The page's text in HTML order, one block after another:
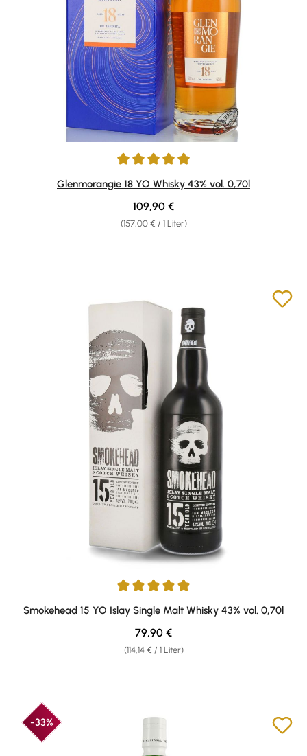
Durchschnittliche Bewertung von 4.9 von 5 Sternen
Glenmorangie 18 YO Whisky 43% vol. 0,70l
(157,00 € / 1 Liter)
Regulärer Preis:
109,90 €
Durchschnittliche Bewertung von 5 von 5 Sternen
Smokehead 15 YO Islay Single Malt Whisky 43% vol. 0,70l
(114,14 € / 1 Liter)
Regulärer Preis:
79,90 €
-33%